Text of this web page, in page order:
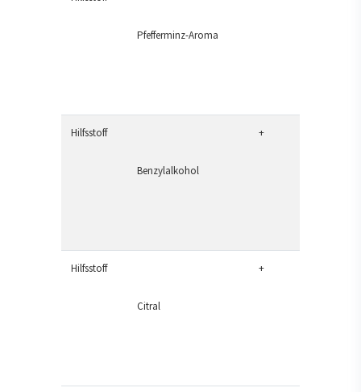
Pfefferminz-Aroma
Hilfsstoff
Benzylalkohol
+
Hilfsstoff
Citral
+